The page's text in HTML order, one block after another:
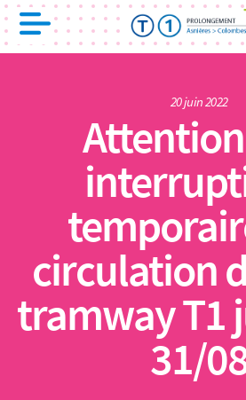
20 juin 2022
circulation
tramway T1
31/